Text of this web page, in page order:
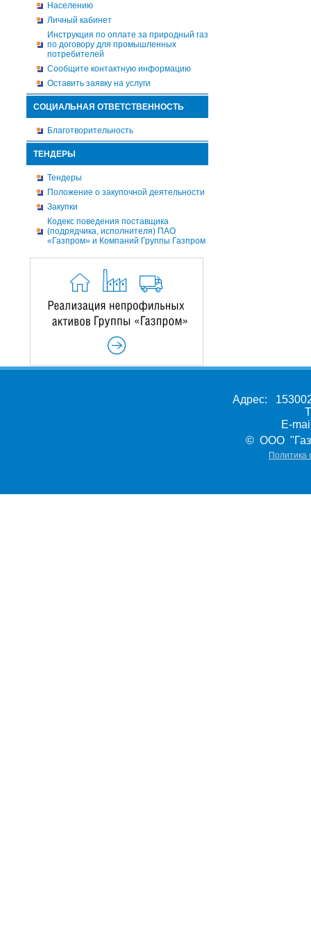
Населению
Личный кабинет
Инструкция по оплате за природный газ
по договору для промышленных
потребителей
Сообщите контактную информацию
Оставить заявку на услуги
СОЦИАЛЬНАЯ ОТВЕТСТВЕННОСТЬ
Благотворительность
ТЕНДЕРЫ
Тендеры
Положение о закупочной деятельности
Закупки
Кодекс поведения поставщика
(подрядчика, исполнителя) ПАО
«Газпром» и Компаний Группы Газпром
Адрес:
E-
© ООО
Политика